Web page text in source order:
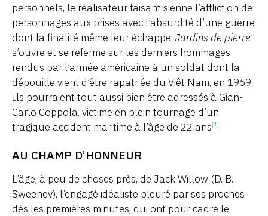
personnels, le réalisateur faisant sienne l’affliction de
personnages aux prises avec l’absurdité d’une guerre
dont la finalité même leur échappe. Jardins de pierre
s’ouvre et se referme sur les derniers hommages
rendus par l’armée américaine à un soldat dont la
dépouille vient d’être rapatriée du Viêt Nam, en 1969.
Ils pourraient tout aussi bien être adressés à Gian-
Carlo Coppola, victime en plein tournage d’un
tragique accident maritime à l’âge de 22 ans[1].
AU CHAMP D’HONNEUR
L’âge, à peu de choses près, de Jack Willow (D. B.
Sweeney), l’engagé idéaliste pleuré par ses proches
dès les premières minutes, qui ont pour cadre le